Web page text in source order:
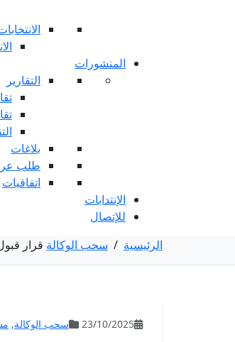
المنشورات
التقارير
بلاغات
طلب
اتفاقيات
الإنتدابات
للإتصال
الرئيسية / سحب الوكالة قرار
23/10/2025 سحب الوكالة,